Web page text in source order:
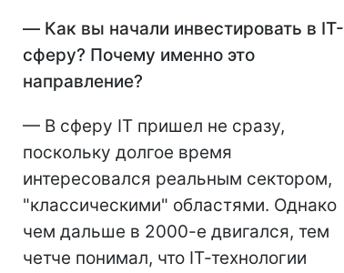
— Как вы начали инвестировать в IТ-
сферу? Почему именно это
направление?
— В сферу IТ пришел не сразу,
поскольку долгое время
интересовался реальным сектором,
"классическими" областями. Однако
чем дальше в 2000-е двигался, тем
четче понимал, что IТ-технологии